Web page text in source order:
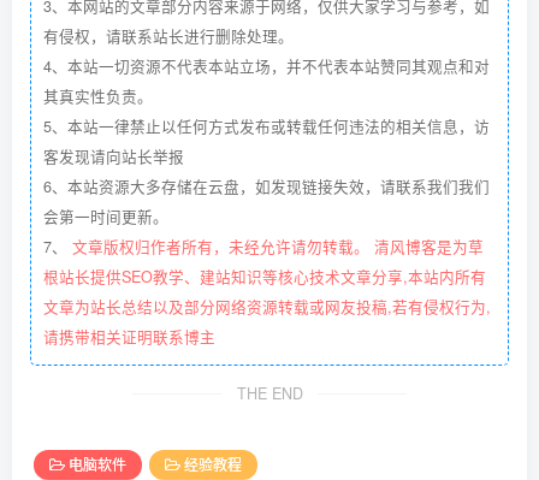
3、本网站的文章部分内容来源于网络，仅供大家学习与参考，如
有侵权，请联系站长进行删除处理。
4、本站一切资源不代表本站立场，并不代表本站赞同其观点和对
其真实性负责。
5、本站一律禁止以任何方式发布或转载任何违法的相关信息，访
客发现请向站长举报
6、本站资源大多存储在云盘，如发现链接失效，请联系我们我们
会第一时间更新。
7、 文章版权归作者所有，未经允许请勿转载。 清风博客是为草
根站长提供SEO教学、建站知识等核心技术文章分享,本站内所有
文章为站长总结以及部分网络资源转载或网友投稿,若有侵权行为,
请携带相关证明联系博主
THE END
电脑软件
经验教程